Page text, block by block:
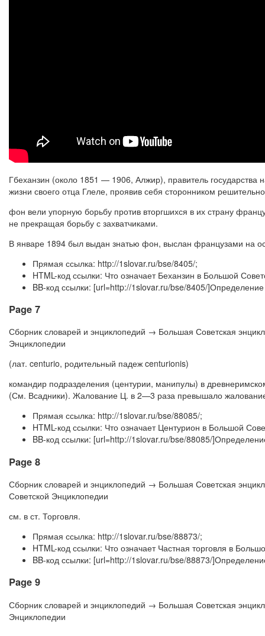
Гбеханзин (около 1851 — 1906, Алжир), правитель
жизни своего отца Глеле, проявив себя сторонником
фон вели упорную борьбу против вторгшихся в их страну
не прекращая борьбу с захватчиками.
В январе 1894 был выдан знатью фон, выслан французами на
Прямая ссылка: http://1slovar.ru/bse/8405/;
HTML-код ссылки: Что означает Беханзин в Большой
BB-код ссылки: [url=http://1slovar.ru/bse/8405/
Page 7
Сборник словарей и энциклопедий → Большая Советская
Энциклопедии
(лат. centurio, родительный падеж centurionis)
командир подразделения (центурии, манипулы) в
(См. Всадники). Жалование Ц. в 2—3 раза превышало
Прямая ссылка: http://1slovar.ru/bse/88085/;
HTML-код ссылки: Что означает Центурион в Большой
BB-код ссылки: [url=http://1slovar.ru/bse/88085/
Page 8
Сборник словарей и энциклопедий → Большая Советская
Советской Энциклопедии
см. в ст. Торговля.
Прямая ссылка: http://1slovar.ru/bse/88873/;
HTML-код ссылки: Что означает Частная торговля в
BB-код ссылки: [url=http://1slovar.ru/bse/88873/
Page 9
Сборник словарей и энциклопедий → Большая Советская
Энциклопедии